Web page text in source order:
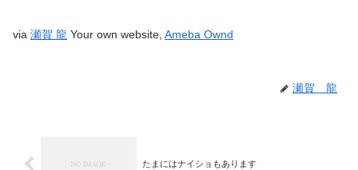
via 瀬賀 龍 Your own website, Ameba Ownd
瀬賀 龍
たまにはナイショもあります